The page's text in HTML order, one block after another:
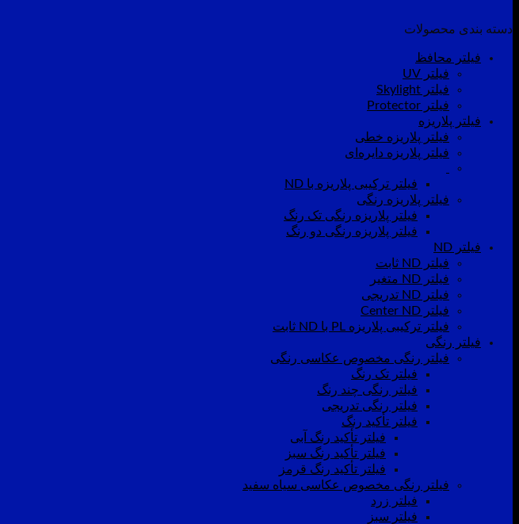
دسته بندی محصولات
فیلتر محافظ
فیلتر UV
فیلتر Skylight
فیلتر Protector
فیلتر پلاریزه
فیلتر پلاریزه خطی
فیلتر پلاریزه دایره‌ای
فیلتر ترکیبی پلاریزه با ND
فیلتر پلاریزه رنگی
فیلتر پلاریزه رنگی تک رنگ
فیلتر پلاریزه رنگی دو رنگ
فیلتر ND
فیلتر ND ثابت
فیلتر ND متغیر
فیلتر ND تدریجی
فیلتر Center ND
فیلتر ترکیبی پلاریزه PL با ND ثابت
فیلتر رنگی
فیلتر رنگی مخصوص عکاسی رنگی
فیلتر تک رنگ
فیلتر رنگی چند رنگ
فیلتر رنگی تدریجی
فیلتر تأکید رنگ
فیلتر تأکید رنگ آبی
فیلتر تأکید رنگ سبز
فیلتر تأکید رنگ قرمز
فیلتر رنگی مخصوص عکاسی سیاه سفید
فیلتر زرد
فیلتر سبز